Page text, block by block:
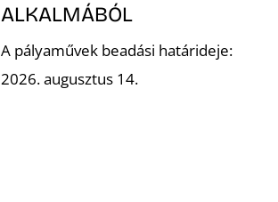
ALKALMÁBÓL
A pályaművek beadási határideje:
2026. augusztus 14.